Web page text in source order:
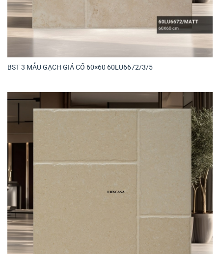
BST 3 MẪU GẠCH GIẢ CỔ 60×60 60LU6672/3/5